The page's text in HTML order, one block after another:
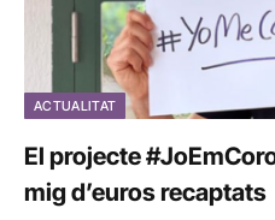
ACTUALITAT
El projecte
mig d’euros recaptats